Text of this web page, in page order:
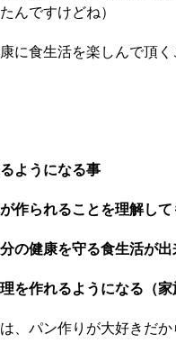
んですけどね）
に食生活を楽しんで頂
ようになる事
作られることを理解して
の健康を守る食生活が出
を作れるようになる（家
、パン作りが大好きだ